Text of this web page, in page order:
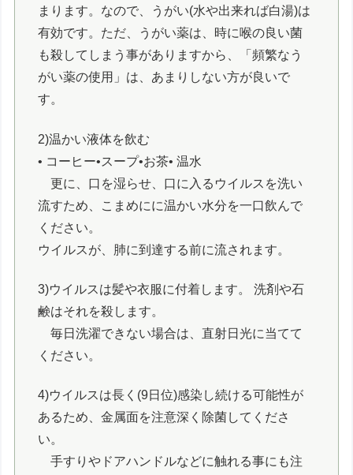
まります。なので、うがい(水や出来れば白湯)は
有効です。ただ、うがい薬は、時に喉の良い菌
も殺してしまう事がありますから、「頻繁なう
がい薬の使用」は、あまりしない方が良いで
す。
2)温かい液体を飲む
• コーヒー•スープ•お茶• 温水
更に、口を湿らせ、口に入るウイルスを洗い
流すため、こまめにに温かい水分を一口飲んで
ください。
ウイルスが、肺に到達する前に流されます。
3)ウイルスは髪や衣服に付着します。 洗剤や石
鹸はそれを殺します。
毎日洗濯できない場合は、直射日光に当てて
ください。
4)ウイルスは長く(9日位)感染し続ける可能性が
あるため、金属面を注意深く除菌してくださ
い。
手すりやドアハンドルなどに触れる事にも注